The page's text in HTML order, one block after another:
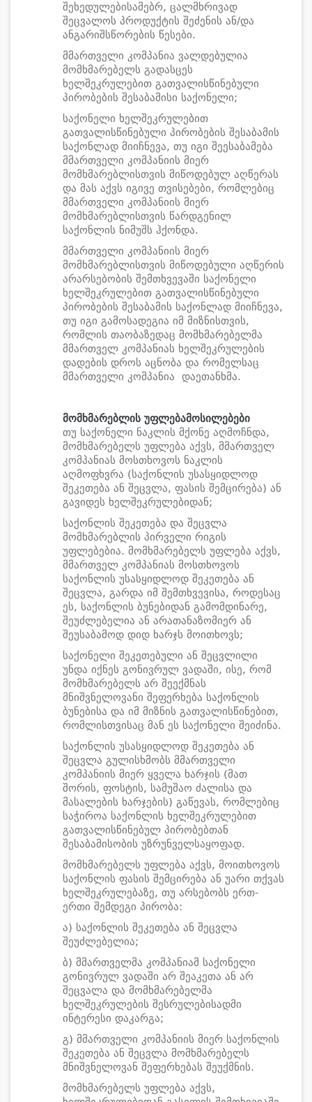
შეხედულებისამებრ, ცალმხრივად
შეცვალოს პროდუქტის შეძენის ან/და
ანგარიშსწორების წესები.
მმართველი კომპანია ვალდებულია
მომხმარებელს გადასცეს
ხელშეკრულებით გათვალისწინებული
პირობების შესაბამისი საქონელი;
საქონელი ხელშეკრულებით
გათვალისწინებული პირობების შესაბამის
საქონლად მიიჩნევა, თუ იგი შეესაბამება
მმართველი კომპანიის მიერ
მომხმარებლისთვის მიწოდებულ აღწერას
და მას აქვს იგივე თვისებები, რომლებიც
მმართველი კომპანიის მიერ
მომხმარებლისთვის წარდგენილ
საქონლის ნიმუშს ჰქონდა.
მმართველი კომპანიის მიერ
მომხმარებლისთვის მიწოდებული აღწერის
არარსებობის შემთხვევაში საქონელი
ხელშეკრულებით გათვალისწინებული
პირობების შესაბამის საქონლად მიიჩნევა,
თუ იგი გამოსადეგია იმ მიზნისთვის,
რომლის თაობაზედაც მომხმარებელმა
მმართველ კომპანიას ხელშეკრულების
დადების დროს აცნობა და რომელსაც
მმართველი კომპანია დაეთანხმა.
მომხმარებლის უფლებამოსილებები
თუ საქონელი ნაკლის მქონე აღმოჩნდა,
მომხმარებელს უფლება აქვს, მმართველ
კომპანიას მოსთხოვოს ნაკლის
აღმოფხვრა (საქონლის უსასყიდლოდ
შეკეთება ან შეცვლა, ფასის შემცირება) ან
გავიდეს ხელშეკრულებიდან;
საქონლის შეკეთება და შეცვლა
მომხმარებლის პირველი რიგის
უფლებებია. მომხმარებელს უფლება აქვს,
მმართველ კომპანიას მოსთხოვოს
საქონლის უსასყიდლოდ შეკეთება ან
შეცვლა, გარდა იმ შემთხვევისა, როდესაც
ეს, საქონლის ბუნებიდან გამომდინარე,
შეუძლებელია ან არათანაზომიერ ან
შეუსაბამოდ დიდ ხარჯს მოითხოვს;
საქონელი შეკეთებული ან შეცვლილი
უნდა იქნეს გონივრულ ვადაში, ისე, რომ
მომხმარებელს არ შეექმნას
მნიშვნელოვანი შეფერხება საქონლის
ბუნებისა და იმ მიზნის გათვალისწინებით,
რომლისთვისაც მან ეს საქონელი შეიძინა.
საქონლის უსასყიდლოდ შეკეთება ან
შეცვლა გულისხმობს მმართველი
კომპანიის მიერ ყველა ხარჯის (მათ
შორის, ფოსტის, სამუშაო ძალისა და
მასალების ხარჯების) გაწევას, რომლებიც
საჭიროა საქონლის ხელშეკრულებით
გათვალისწინებულ პირობებთან
შესაბამისობის უზრუნველსაყოფად.
მომხმარებელს უფლება აქვს, მოითხოვოს
საქონლის ფასის შემცირება ან უარი თქვას
ხელშეკრულებაზე, თუ არსებობს ერთ-
ერთი შემდეგი პირობა:
ა) საქონლის შეკეთება ან შეცვლა
შეუძლებელია;
ბ) მმართველმა კომპანიამ საქონელი
გონივრულ ვადაში არ შეაკეთა ან არ
შეცვალა და მომხმარებელმა
ხელშეკრულების შესრულებისადმი
ინტერესი დაკარგა;
გ) მმართველი კომპანიის მიერ საქონლის
შეკეთება ან შეცვლა მომხმარებელს
მნიშვნელოვან შეფერხებას შეუქმნის.
მომხმარებელს უფლება აქვს,